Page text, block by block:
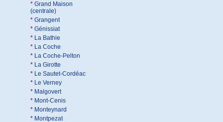
* Grand Maison
(centrale)
* Grangent
* Génissiat
* La Bathie
* La Coche
* La Coche-Pelton
* La Girotte
* Le Sautet-Cordéac
* Le Verney
* Malgovert
* Mont-Cenis
* Monteynard
* Montpezat